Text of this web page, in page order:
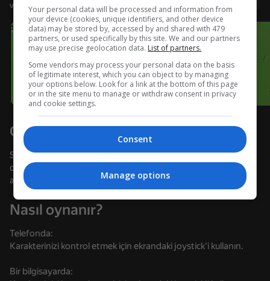
Cihazı döndürün
Oyun sadece cihaz yatay duruma
getirildiğinde çalışır
Dominators: Fighting Dinosaurs
ve tüm başarılarınızı kaydetmenizi sağlar
Oyun hakkında
Sıradan bir köpekten bir cyborg'a doğru yol alın. Tehlikeli bir
ormandan geçmeniz gerekecek. Yeni evrimleri kırın ve
arkadaşlarınızla rekabet ederek seviyeyi yükseltin.
Nasıl oynanır?
Telefonda:
Karakterinizi kontrol etmek için ekrandaki joystick'i kullanın.
Bir bilgisayarda:
Your personal data will be processed and information from
your device (cookies, unique identifiers, and other device
data) may be stored by, accessed by and shared with 479
partners, or used specifically by this site. We and our partners
may use precise geolocation data. List of partners.
Some vendors may process your personal data on the basis
of legitimate interest, which you can object to by managing
your options below. Look for a link at the bottom of this page
or in the site menu to manage or withdraw consent in privacy
and cookie settings.
Consent
Manage options